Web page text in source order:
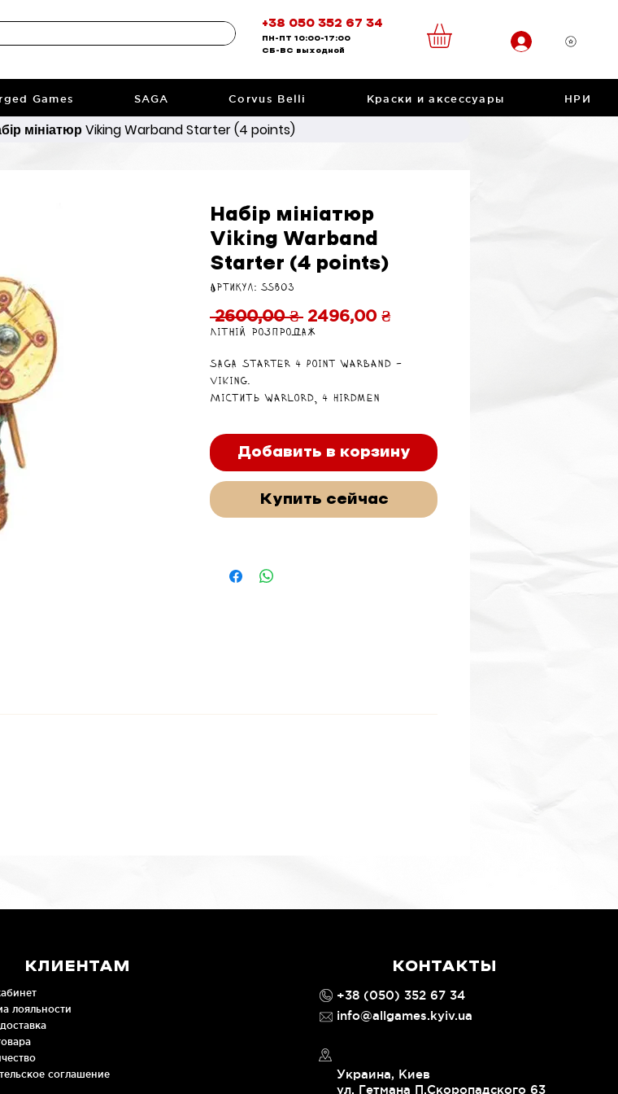
+38 050 352 67 34
ПН-ПТ 10:00-17:00
CБ-ВС выходной
Games SAGA Corvus Belli Краски и аксессуары НРИ
мініатюр Viking Warband Starter (4 points)
Набір мініатюр
Viking Warband
Starter (4 points)
Артикул: SSB03
2600,00 ₴ Обычная
цена
2496,00 ₴Спеццена
Літній розпродаж
SAGA Starter 4 Point Warband -
Viking.
Містить Warlord, 4 Hirdmen
(Hearthguard), 8 Bondi (Воїни), 8
Bondi (Воїни). Всього 25 фігур.
Уся відповідна зброя та щити, а
також пластикова основа Renedra
для кожної фігурки.
Надані фігурки можуть відрізнятися
Правила для SAGA: Vikings можна
знайти в SAGA: Age of Vikings
Добавить в корзину
Купить сейчас
КЛИЕНТАМ
лояльности
соглашение
КОНТАКТЫ
+38 (050) 352 67 34
info@allgames.kyiv.ua
Украина, Киев
ул. Гетмана П.Скоропадского 63